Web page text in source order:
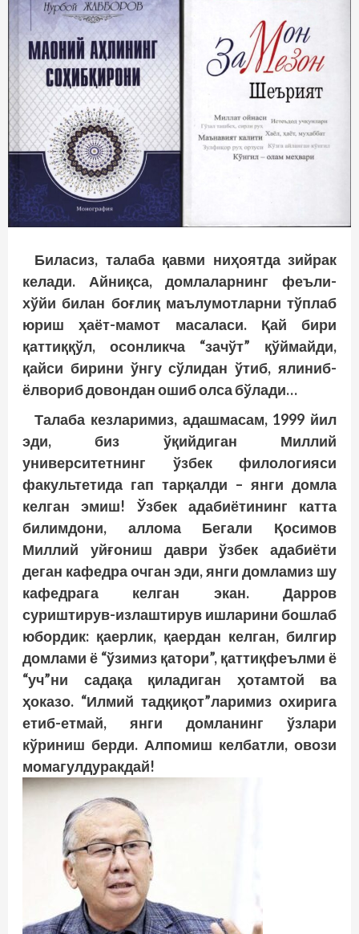
Биласиз, талаба қавми ниҳоятда зийрак
келади. Айниқса, домлаларнинг феъли-
хўйи билан боғлиқ маълумотларни тўплаб
юриш ҳаёт-мамот масаласи. Қай бири
қаттиққўл, осонликча “зачўт” қўймайди,
қайси бирини ўнгу сўлидан ўтиб, ялиниб-
ёлвориб довондан ошиб олса бўлади…
Талаба кезларимиз, адашмасам, 1999 йил
эди, биз ўқийдиган Миллий
университетнинг ўзбек филологияси
факультетида гап тарқалди – янги домла
келган эмиш! Ўзбек адабиётининг катта
билимдони, аллома Бегали Қосимов
Миллий уйғониш даври ўзбек адабиёти
деган кафедра очган эди, янги домламиз шу
кафедрага келган экан. Дарров
суриштирув-излаштирув ишларини бошлаб
юбордик: қаерлик, қаердан келган, билгир
домлами ё “ўзимиз қатори”, қаттиқфеълми ё
“уч”ни садақа қиладиган ҳотамтой ва
ҳоказо. “Илмий тадқиқот”ларимиз охирига
етиб-етмай, янги домланинг ўзлари
кўриниш берди. Алпомиш келбатли, овози
момагулдуракдай!